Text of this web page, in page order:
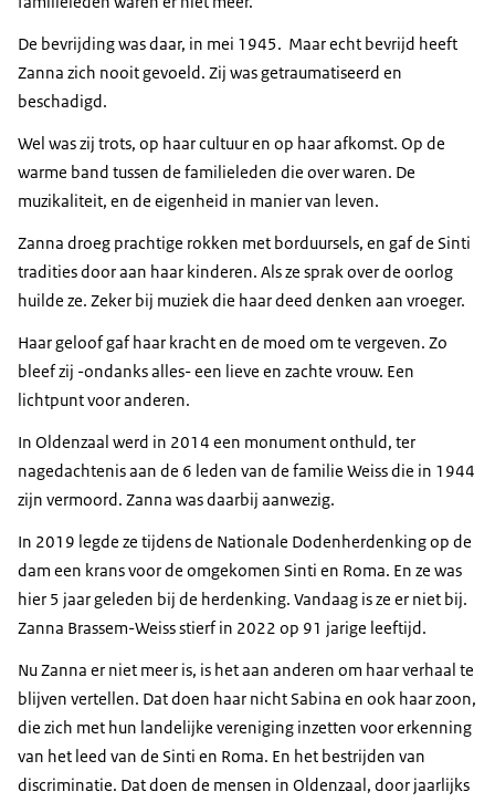
De bevrijding was daar, in mei 1945. Maar echt bevrijd heeft
Zanna zich nooit gevoeld. Zij was getraumatiseerd en
beschadigd.
Wel was zij trots, op haar cultuur en op haar afkomst. Op de
warme band tussen de familieleden die over waren. De
muzikaliteit, en de eigenheid in manier van leven.
Zanna droeg prachtige rokken met borduursels, en gaf de Sinti
tradities door aan haar kinderen. Als ze sprak over de oorlog
huilde ze. Zeker bij muziek die haar deed denken aan vroeger.
Haar geloof gaf haar kracht en de moed om te vergeven. Zo
bleef zij -ondanks alles- een lieve en zachte vrouw. Een
lichtpunt voor anderen.
In Oldenzaal werd in 2014 een monument onthuld, ter
nagedachtenis aan de 6 leden van de familie Weiss die in 1944
zijn vermoord. Zanna was daarbij aanwezig.
In 2019 legde ze tijdens de Nationale Dodenherdenking op de
dam een krans voor de omgekomen Sinti en Roma. En ze was
hier 5 jaar geleden bij de herdenking. Vandaag is ze er niet bij.
Zanna Brassem-Weiss stierf in 2022 op 91 jarige leeftijd.
Nu Zanna er niet meer is, is het aan anderen om haar verhaal te
blijven vertellen. Dat doen haar nicht Sabina en ook haar zoon,
die zich met hun landelijke vereniging inzetten voor erkenning
van het leed van de Sinti en Roma. En het bestrijden van
discriminatie. Dat doen de mensen in Oldenzaal, door jaarlijks